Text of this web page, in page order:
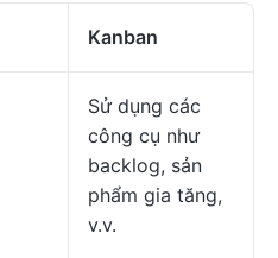
Kanban
Sử dụng các
công cụ như
backlog, sản
phẩm gia tăng,
v.v.